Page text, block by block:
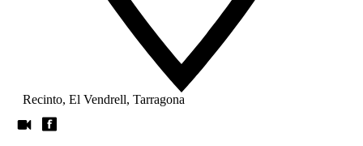
Recinto, El Vendrell, Tarragona